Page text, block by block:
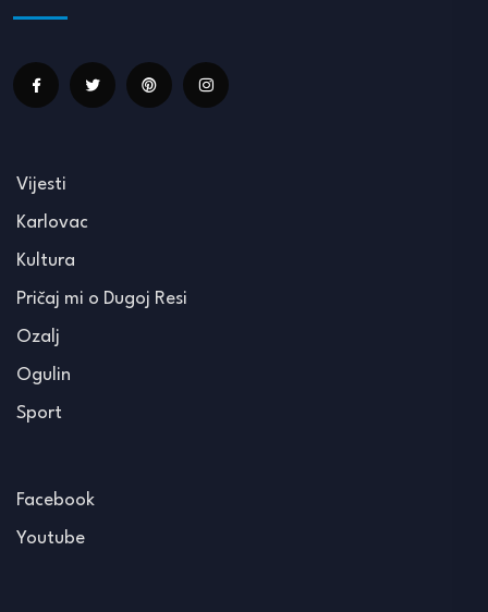
Vijesti
Karlovac
Kultura
Pričaj mi o Dugoj Resi
Ozalj
Ogulin
Sport
Facebook
Youtube